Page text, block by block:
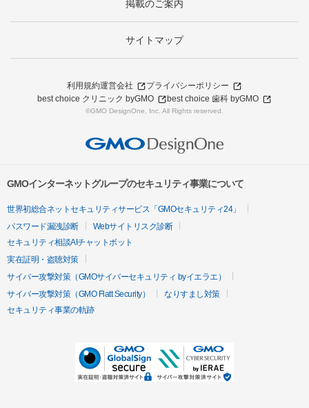
掲載のご案内
サイトマップ
利用規約運営会社
プライバシーポリシー
best choice クリニック byGMO
best choice 歯科 byGMO
©GMO DesignOne, Inc. All Rights reserved.
GMOインターネットグループのセキュリティ事業について
世界初総合ネットセキュリティサービス「GMOセキュリティ24」
パスワード漏洩診断
Webサイトリスク診断
セキュリティ相談AIチャットボット
実在証明・盗聴対策
サイバー攻撃対策（GMOサイバーセキュリティ byイエラエ）
サイバー攻撃対策（GMO Flatt Security）
なりすまし対策
セキュリティ事業の軌跡